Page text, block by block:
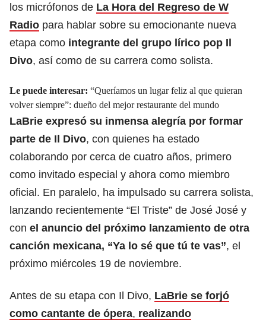
los micrófonos de La Hora del Regreso de W
Radio para hablar sobre su emocionante nueva
etapa como integrante del grupo lírico pop Il
Divo, así como de su carrera como solista.
Le puede interesar: “Queríamos un lugar feliz al que quieran
volver siempre”: dueño del mejor restaurante del mundo
LaBrie expresó su inmensa alegría por formar
parte de Il Divo, con quienes ha estado
colaborando por cerca de cuatro años, primero
como invitado especial y ahora como miembro
oficial. En paralelo, ha impulsado su carrera solista,
lanzando recientemente “El Triste” de José José y
con el anuncio del próximo lanzamiento de otra
canción mexicana, “Ya lo sé que tú te vas”, el
próximo miércoles 19 de noviembre.
Antes de su etapa con Il Divo, LaBrie se forjó
como cantante de ópera, realizando